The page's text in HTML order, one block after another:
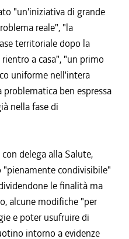
"un'iniziativa di grande
reale", "la
territoriale dopo la
a casa", "un primo
uniforme nell'intera
ben espressa
nella fase di
delega alla Salute,
"pienamente condivisibile"
le finalità ma
alcune modifiche "per
e poter usufruire di
intorno a evidenze